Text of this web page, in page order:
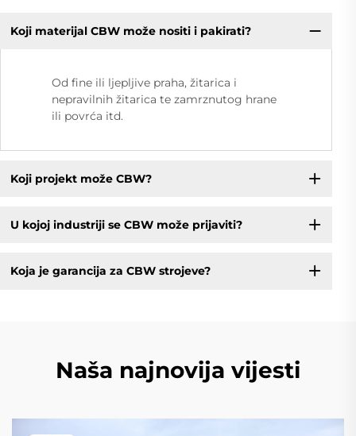
Koji materijal CBW može nositi i pakirati?
Od fine ili ljepljive praha, žitarica i
nepravilnih žitarica te zamrznutog hrane
ili povrća itd.
Koji projekt može CBW?
U kojoj industriji se CBW može prijaviti?
Koja je garancija za CBW strojeve?
Naša najnovija vijesti